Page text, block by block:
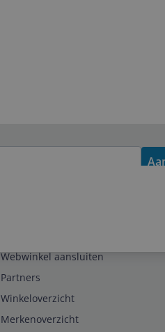
Webwinkel aansluiten
Partners
Winkeloverzicht
Merkenoverzicht